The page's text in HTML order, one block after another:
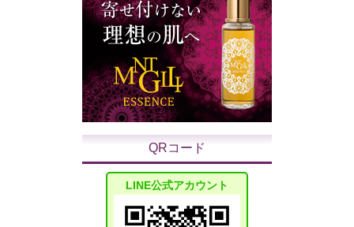
QRコード
LINE公式アカウント